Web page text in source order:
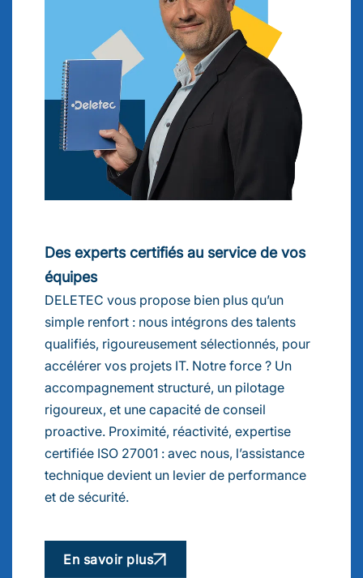
Des experts certifiés au service de vos
équipes
DELETEC vous propose bien plus qu’un
simple renfort : nous intégrons des talents
qualifiés, rigoureusement sélectionnés, pour
accélérer vos projets IT. Notre force ? Un
accompagnement structuré, un pilotage
rigoureux, et une capacité de conseil
proactive. Proximité, réactivité, expertise
certifiée ISO 27001 : avec nous, l’assistance
technique devient un levier de performance
et de sécurité.
En savoir plus